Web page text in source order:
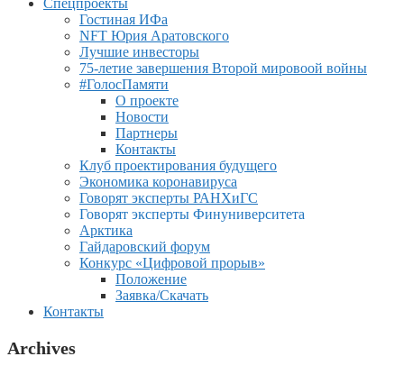
Спецпроекты
Гостиная ИФа
NFT Юрия Аратовского
Лучшие инвесторы
75-летие завершения Второй мировоой войны
#ГолосПамяти
О проекте
Новости
Партнеры
Контакты
Клуб проектирования будущего
Экономика коронавируса
Говорят эксперты РАНХиГС
Говорят эксперты Финуниверситета
Арктика
Гайдаровский форум
Конкурс «Цифровой прорыв»
Положение
Заявка/Скачать
Контакты
Archives